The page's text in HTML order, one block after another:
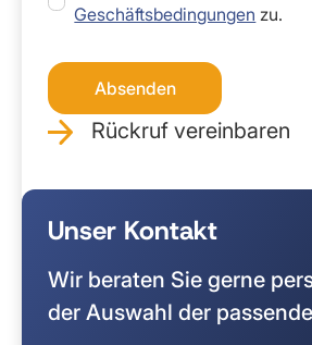
Unser Kontakt
Wir beraten Sie gerne
der Auswahl der
Geschäftsbedingungen zu.
Rückruf vereinbaren